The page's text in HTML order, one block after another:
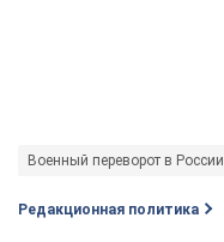
Военный переворот в России
Редакционная политика